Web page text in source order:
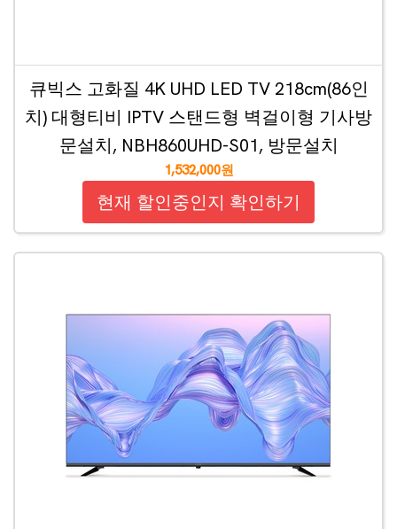
큐빅스 고화질 4K UHD LED TV 218cm(86인
치) 대형티비 IPTV 스탠드형 벽걸이형 기사방
문설치, NBH860UHD-S01, 방문설치
1,532,000원
현재 할인중인지 확인하기